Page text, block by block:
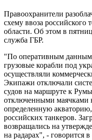
Правоохранители
схему ввоза российского
области. Об этом в
служба ГБР.
"По оперативным
грузовые корабли под
осуществляли
Экипажи отключали
судов на маршруте к
отключенными маячками
определенную
российских танкеров.
возвращались на
на радарах", - говорится